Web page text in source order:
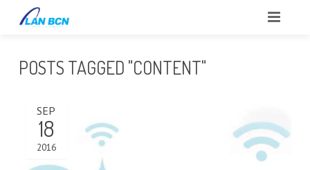
CLIENTES
SERVICIOS
POSTS TAGGED "CONTENT"
SEP
18
2016